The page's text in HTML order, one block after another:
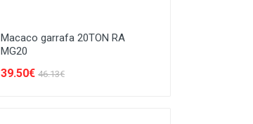
Macaco garrafa 20TON RA
MG20
39.50€ 46.13€